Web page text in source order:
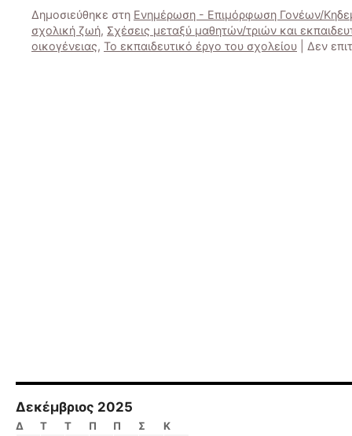
Δημοσιεύθηκε στη Ενημέρωση - Επιμόρφωση Γονέων/
σχολική ζωή, Σχέσεις μεταξύ μαθητών/τριών και
οικογένειας, Το εκπαιδευτικό έργο του σχολείου Δεν
Δεκέμβριος 2025
Δ Τ Τ Π Π Σ Κ